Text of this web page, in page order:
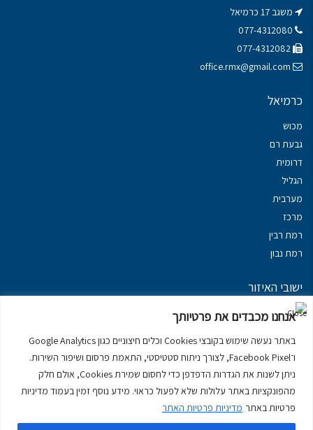
אנחנו מכבדים את פרטיותך
באתר נעשה שימוש בקובצי Cookies וכלים חיצוניים כגון Google Analytics
ו־Facebook Pixel, לצורך ניתוח סטטיסטי, התאמת פרסום ושיפור השירות.
ניתן לשנות את הגדרות הדפדפן כדי לחסום שמירת Cookies, אולם חלק
מהפונקציות באתר עלולות שלא לפעול כראוי. מידע נוסף זמין בעמוד מדיניות
פרטיות באתר מדיניות פרטיות האתר
משגב 17 כרמיאל
office.rmx@gmail.com
כרמיאל
מכוש
גבעת רם
דרומית
הגליל
מערבית
מרכז
רמת רבין
רמת נבון
ישובי האיזור
נכסים במשגב
מרום הגליל